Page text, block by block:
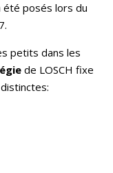
été posés lors du
petits dans les
de LOSCH fixe